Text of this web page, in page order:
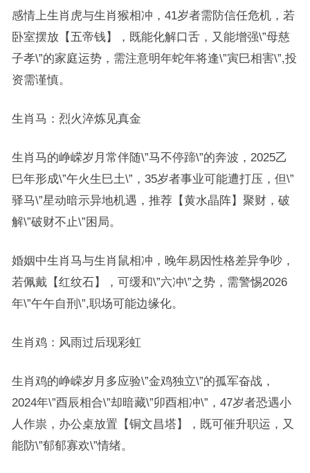
感情上生肖虎与生肖猴相冲，41岁者需防信任危机，若
卧室摆放【五帝钱】，既能化解口舌，又能增强\”母慈
子孝\”的家庭运势，需注意明年蛇年将逢\”寅巳相害\”,投
资需谨慎。
生肖马：烈火淬炼见真金
生肖马的峥嵘岁月常伴随\”马不停蹄\”的奔波，2025乙
巳年形成\”午火生巳土\”，35岁者事业可能遭打压，但\”
驿马\”星动暗示异地机遇，推荐【黄水晶阵】聚财，破
解\”破财不止\”困局。
婚姻中生肖马与生肖鼠相冲，晚年易因性格差异争吵，
若佩戴【红纹石】，可缓和\”六冲\”之势，需警惕2026
年\”午午自刑\”,职场可能边缘化。
生肖鸡：风雨过后现彩虹
生肖鸡的峥嵘岁月多应验\”金鸡独立\”的孤军奋战，
2024年\”酉辰相合\”却暗藏\”卯酉相冲\”，47岁者恐遇小
人作祟，办公桌放置【铜文昌塔】，既可催升职运，又
能防\”郁郁寡欢\”情绪。